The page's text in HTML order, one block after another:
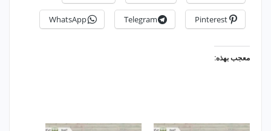
Pinterest
Telegram
WhatsApp
معجب بهذه: